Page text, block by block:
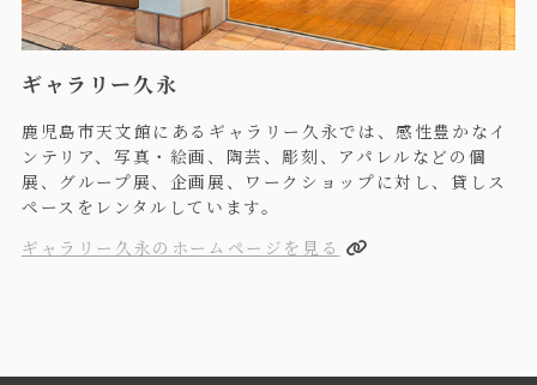
ギャラリー久永
鹿児島市天文館にあるギャラリー久永では、感性豊かなイ
ンテリア、写真・絵画、陶芸、彫刻、アパレルなどの個
展、グループ展、企画展、ワークショップに対し、貸しス
ペースをレンタルしています。
ギャラリー久永のホームページを見る